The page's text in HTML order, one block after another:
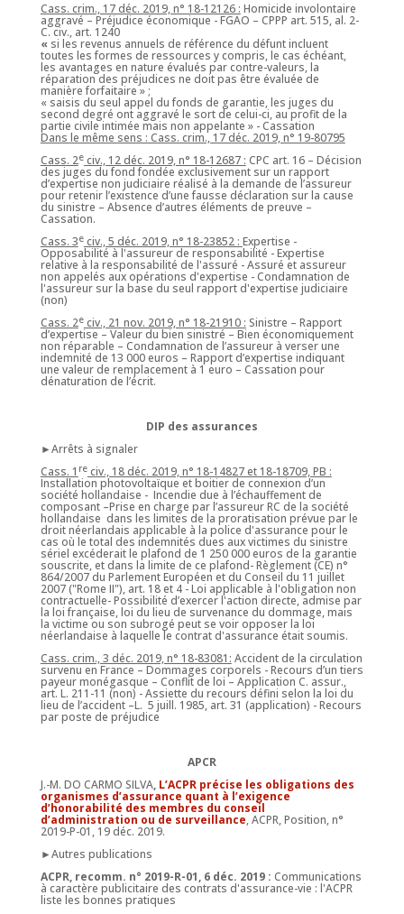
Cass. crim., 17 déc. 2019, n° 18-12126 : Homicide involontaire
aggravé – Préjudice économique - FGAO – CPPP art. 515, al. 2-
C. civ., art. 1240
« si les revenus annuels de référence du défunt incluent
toutes les formes de ressources y compris, le cas échéant,
les avantages en nature évalués par contre-valeurs, la
réparation des préjudices ne doit pas être évaluée de
manière forfaitaire » ;
« saisis du seul appel du fonds de garantie, les juges du
second degré ont aggravé le sort de celui-ci, au profit de la
partie civile intimée mais non appelante » - Cassation
Dans le même sens : Cass. crim., 17 déc. 2019, n° 19-80795
Cass. 2eciv., 12 déc. 2019, n° 18-12687 : CPC art. 16 – Décision
des juges du fond fondée exclusivement sur un rapport
d’expertise non judiciaire réalisé à la demande de l’assureur
pour retenir l’existence d’une fausse déclaration sur la cause
du sinistre – Absence d’autres éléments de preuve –
Cassation.
Cass. 3eciv., 5 déc. 2019, n° 18-23852 : Expertise -
Opposabilité à l'assureur de responsabilité - Expertise
relative à la responsabilité de l'assuré - Assuré et assureur
non appelés aux opérations d'expertise - Condamnation de
l'assureur sur la base du seul rapport d'expertise judiciaire
(non)
Cass. 2eciv., 21 nov. 2019, n° 18-21910 : Sinistre – Rapport
d’expertise – Valeur du bien sinistré – Bien économiquement
non réparable – Condamnation de l’assureur à verser une
indemnité de 13 000 euros – Rapport d’expertise indiquant
une valeur de remplacement à 1 euro – Cassation pour
dénaturation de l’écrit.
DIP des assurances
►Arrêts à signaler
Cass. 1 reciv., 18 déc. 2019, n° 18-14827 et 18-18709, PB :
Installation photovoltaïque et boitier de connexion d’un
société hollandaise - Incendie due à l’échauffement de
composant –Prise en charge par l’assureur RC de la société
hollandaise dans les limites de la proratisation prévue par le
droit néerlandais applicable à la police d'assurance pour le
cas où le total des indemnités dues aux victimes du sinistre
sériel excéderait le plafond de 1 250 000 euros de la garantie
souscrite, et dans la limite de ce plafond- Règlement (CE) n°
864/2007 du Parlement Européen et du Conseil du 11 juillet
2007 ("Rome II"), art. 18 et 4 - Loi applicable à l'obligation non
contractuelle- Possibilité d’exercer l'action directe, admise par
la loi française, loi du lieu de survenance du dommage, mais
la victime ou son subrogé peut se voir opposer la loi
néerlandaise à laquelle le contrat d'assurance était soumis.
Cass. crim., 3 déc. 2019, n° 18-83081: Accident de la circulation
survenu en France – Dommages corporels - Recours d’un tiers
payeur monégasque – Conflit de loi – Application C. assur.,
art. L. 211-11 (non) - Assiette du recours défini selon la loi du
lieu de l’accident –L. 5 juill. 1985, art. 31 (application) - Recours
par poste de préjudice
APCR
J.-M. DO CARMO SILVA, L’ACPR précise les obligations des
organismes d’assurance quant à l’exigence
d’honorabilité des membres du conseil
d’administration ou de surveillance, ACPR, Position, n°
2019-P-01, 19 déc. 2019.
►Autres publications
ACPR, recomm. n° 2019-R-01, 6 déc. 2019 : Communications
à caractère publicitaire des contrats d'assurance-vie : l'ACPR
liste les bonnes pratiques